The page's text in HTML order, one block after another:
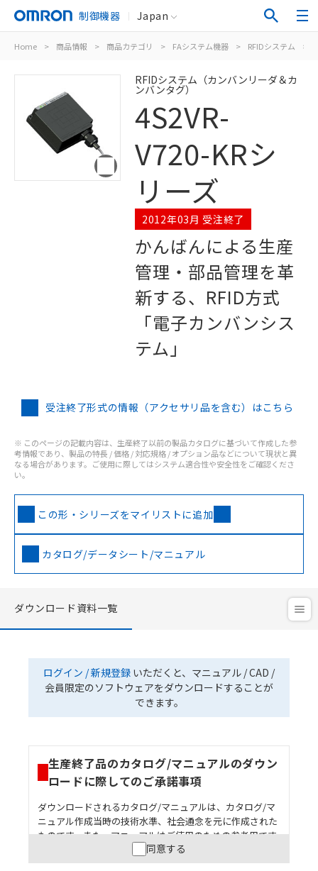
制御機器 Japan
Home > 商品情報 > 商品カテゴリ > FAシステム機器 > RFIDシステム >
RFIDシステム（カンバンリーダ＆カ
ンバンタグ）
4S2VR-
V720-KRシ
リーズ
2012年03月 受注終了
かんばんによる生産
管理・部品管理を革
新する、RFID方式
「電子カンバンシス
テム」
受注終了形式の情報（アクセサリ品を含む）はこちら
※ このページの記載内容は、生産終了以前の製品カタログに基づいて作成した参
考情報であり、製品の特長 / 価格 / 対応規格 / オプション品などについて現状と異
なる場合があります。ご使用に際してはシステム適合性や安全性をご確認くださ
い。
この形・シリーズをマイリストに追加
カタログ/データシート/マニュアル
ダウンロード資料一覧
ログイン / 新規登録 いただくと、マニュアル / CAD /
会員限定のソフトウェアをダウンロードすることが
できます。
生産終了品のカタログ/マニュアルのダウン
ロードに際してのご承諾事項
ダウンロードされるカタログ/マニュアルは、カタログ/マ
ニュアル作成当時の技術水準、社会通念を元に作成された
ものです。また、マニュアルはご使用のための参考用です
ので、ご使用にあたっての安全性については十分にご配慮
ください。以下の内容をご承諾の上、ご利用ください。
同意する